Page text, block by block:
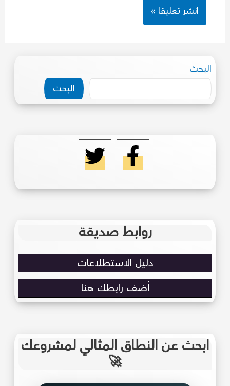
البحث
البحث
روابط صديقة
دليل الاستطلاعات
أضف رابطك هنا
ابحث عن النطاق المثالي لمشروعك
🚀